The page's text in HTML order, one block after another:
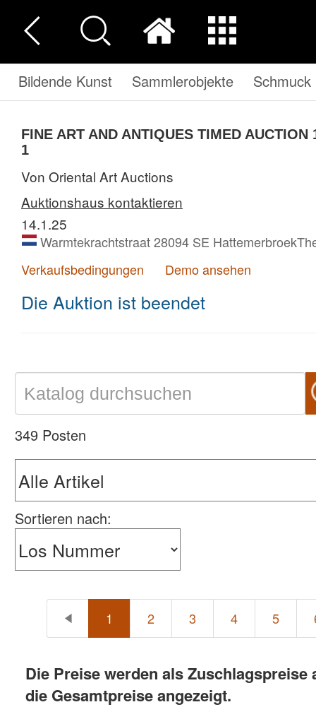
Bildende Kunst Sammlerobjekte
FINE ART AND ANTIQUES TIMED AUCTION
1
Von Oriental Art Auctions
Auktionshaus kontaktieren
14.1.25
Warmtekrachtstraat 28094 SE
Verkaufsbedingungen
Demo ansehen
Die Auktion ist beendet
349 Posten
Sortieren nach:
1 2 3 4 5
Die Preise werden als
die Gesamtpreise angezeigt.